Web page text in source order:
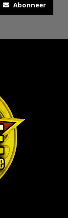
Abonneer